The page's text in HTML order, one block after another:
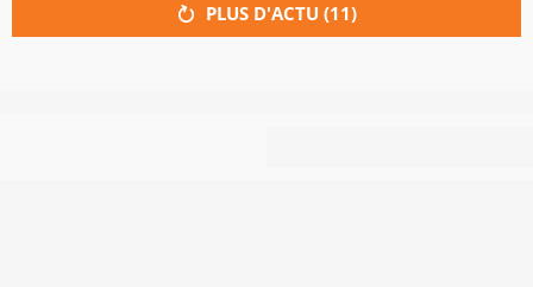
PLUS D'ACTU (11)